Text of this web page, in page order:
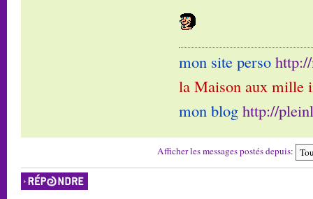
mon site perso
la Maison aux mille
mon blog http://
Afficher les messages postés depuis:
Répondre